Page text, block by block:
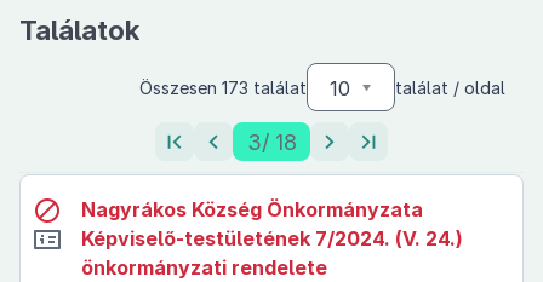
Találatok
Összesen 173 találat 10 találat / oldal
3/ 18
Nagyrákos Község Önkormányzata
Képviselő-testületének 7/2024. (V. 24.)
önkormányzati rendelete